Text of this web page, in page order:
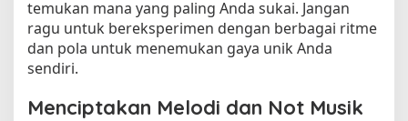
temukan mana yang paling Anda sukai. Jangan
ragu untuk bereksperimen dengan berbagai ritme
dan pola untuk menemukan gaya unik Anda
sendiri.
Menciptakan Melodi dan Not Musik